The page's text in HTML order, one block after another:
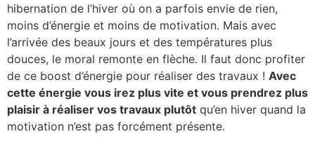
hibernation de l’hiver où on a parfois envie de rien,
moins d’énergie et moins de motivation. Mais avec
l’arrivée des beaux jours et des températures plus
douces, le moral remonte en flèche. Il faut donc profiter
de ce boost d’énergie pour réaliser des travaux ! Avec
cette énergie vous irez plus vite et vous prendrez plus
plaisir à réaliser vos travaux plutôt qu’en hiver quand la
motivation n’est pas forcément présente.